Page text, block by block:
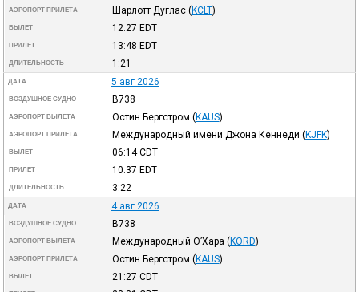
АЭРОПОРТ ПРИЛЕТА Шарлотт Дуглас (KCLT)
ВЫЛЕТ 12:27 EDT
ПРИЛЕТ 13:48 EDT
ДЛИТЕЛЬНОСТЬ 1:21
ДАТА 5 авг 2026
ВОЗДУШНОЕ СУДНО B738
АЭРОПОРТ ВЫЛЕТА Остин Бергстром (KAUS)
АЭРОПОРТ ПРИЛЕТА Международный имени Джона Кеннеди (KJFK)
ВЫЛЕТ 06:14CDT
ПРИЛЕТ 10:37 EDT
ДЛИТЕЛЬНОСТЬ 3:22
ДАТА 4 авг 2026
ВОЗДУШНОЕ СУДНО B738
АЭРОПОРТ ВЫЛЕТА Международный О’Хара (KORD)
АЭРОПОРТ ПРИЛЕТА Остин Бергстром (KAUS)
ВЫЛЕТ 21:27 CDT